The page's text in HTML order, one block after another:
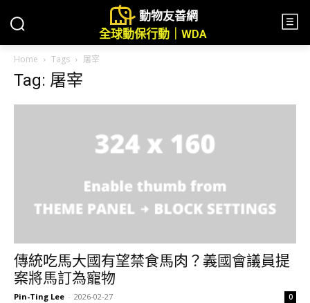
動物友善網
全球動保行動｜WDA
Home Tags 屠宰
Tag: 屠宰
傳統吃馬大國有望禁食馬肉？義國會議員提
案將馬訂為寵物
Pin-Ting Lee - 2026-02-27 0